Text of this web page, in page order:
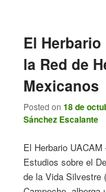
El Herbario
la Red de
Mexicanos
Posted on18 de
Sánchez Escalante
El Herbario
Estudios sobre el
de la Vida Silvestre